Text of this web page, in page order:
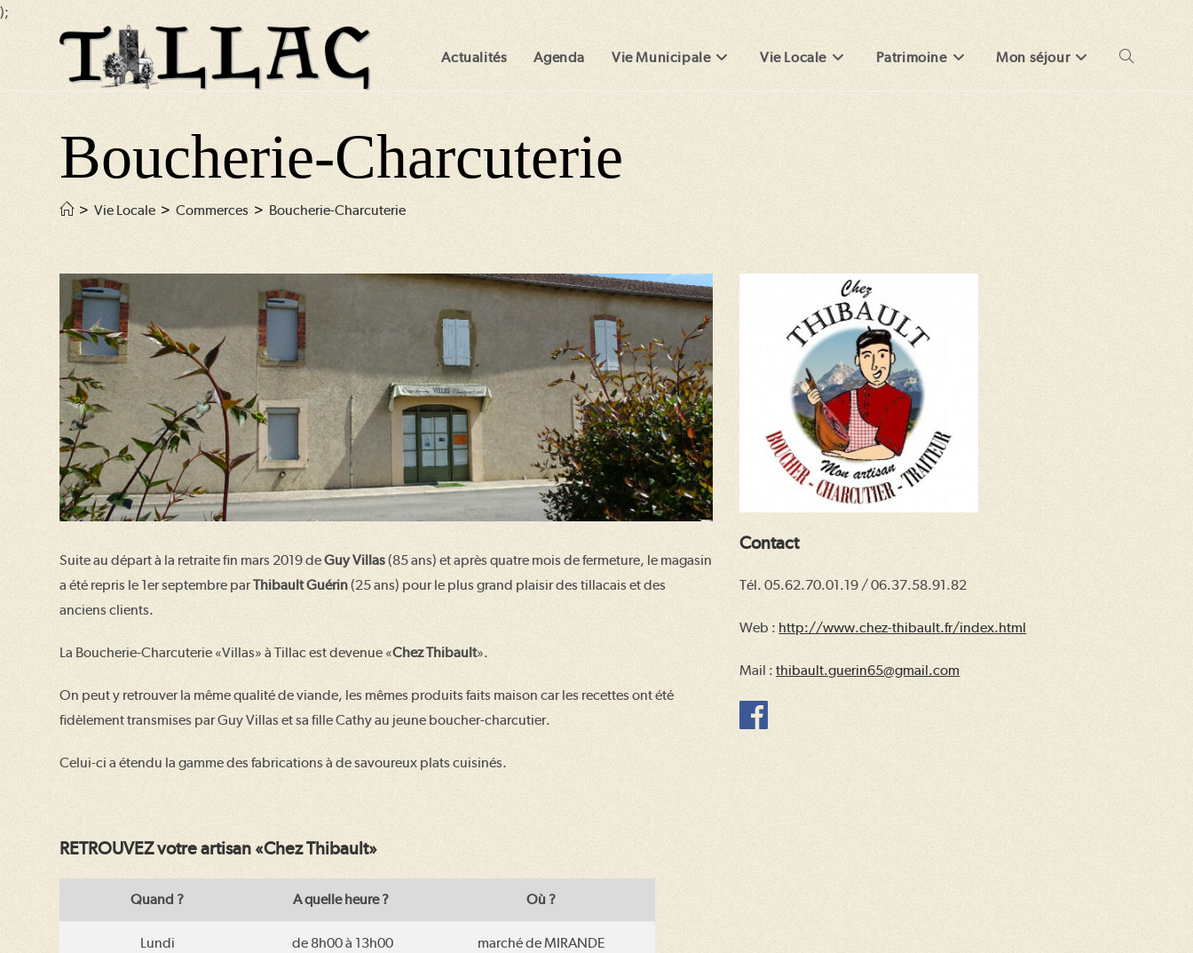
);
Actualités Agenda Vie Municipale Vie Locale Patrimoine Mon séjour Toggle
Boucherie-Charcuterie
> Vie Locale > Commerces > Boucherie-Charcuterie
Suite au départ à la retraite fin mars 2019 deGuy Villas(85 ans) et après quatre mois de fermeture, le magasin
a été repris le 1er septembre parThibault Guérin(25 ans) pour le plus grand plaisir des tillacais et des
anciens clients.
La Boucherie-Charcuterie «Villas» à Tillac est devenue «Chez Thibault».
On peut y retrouver la même qualité de viande, les mêmes produits faits maison car les recettes ont été
fidèlement transmises par Guy Villas et sa fille Cathy au jeune boucher-charcutier.
Celui-ci a étendu la gamme des fabrications à de savoureux plats cuisinés.
RETROUVEZ votre artisan «Chez Thibault»
Quand ? A quelle heure ? Où ?
Lundi de 8h00 à 13h00 marché de MIRANDE
Contact
Tél. 05.62.70.01.19 / 06.37.58.91.82
Web : http://www.chez-thibault.fr/index.html
Mail :thibault.guerin65@gmail.com